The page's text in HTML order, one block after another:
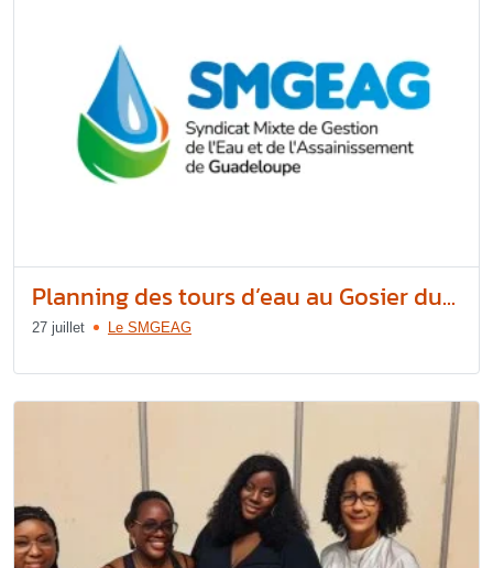
Planning des tours d’eau au Gosier du...
27 juillet Le SMGEAG